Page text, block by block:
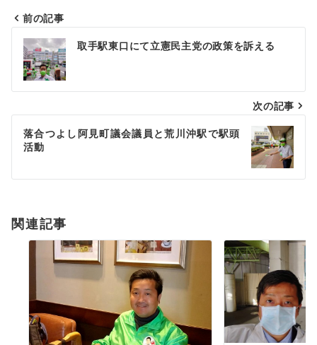
投
稿
ナ
ビ
ゲ
ー
シ
ン
前の記事
取手駅東口にて立憲民主党の政策を訴える
次の記事
落合つよし阿見町議会議員と荒川沖駅で駅頭
活動
関連記事